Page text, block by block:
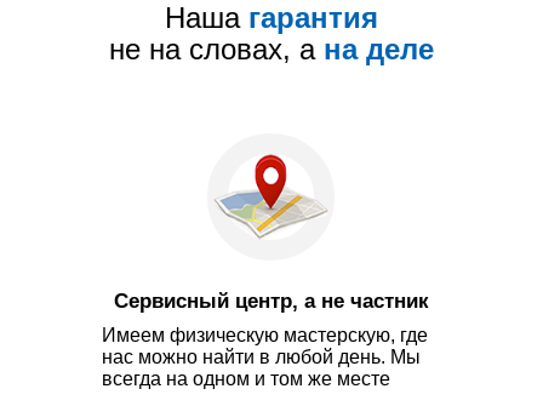
цена ремонт посудомоечных машин
адрес посудомоек телефон ремонт
посудомоечных машинок Белгород
Наша гарантия
не на словах, а на деле
Имеем физическую мастерскую, где
нас можно найти в любой день. Мы
всегда на одном и том же месте
Сервисный центр, а не частник